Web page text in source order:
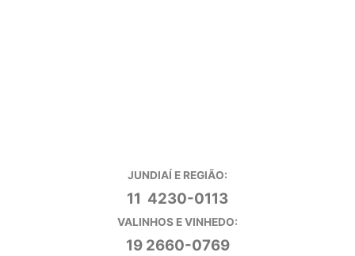
JUNDIAÍ E REGIÃO:
11 4230-0113
VALINHOS E VINHEDO:
19 2660-0769